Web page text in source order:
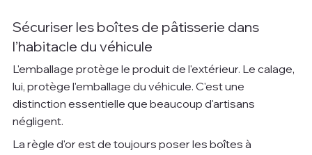
Sécuriser les boîtes de pâtisserie dans
l’habitacle du véhicule
L'emballage protège le produit de l'extérieur. Le calage,
lui, protège l'emballage du véhicule. C'est une
distinction essentielle que beaucoup d'artisans
négligent.
La règle d'or est de toujours poser les boîtes à